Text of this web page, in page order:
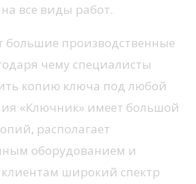
все виды работ.
большие производственные
чему специалисты
копию ключа под любой
«Ключник» имеет большой
располагает
оборудованием и
широкий спектр